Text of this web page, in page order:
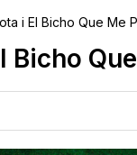
Discos
Videoclips
i El Bicho Que Me
Bicho